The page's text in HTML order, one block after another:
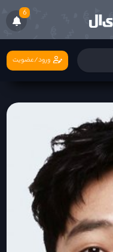
6
ورود/عضویت